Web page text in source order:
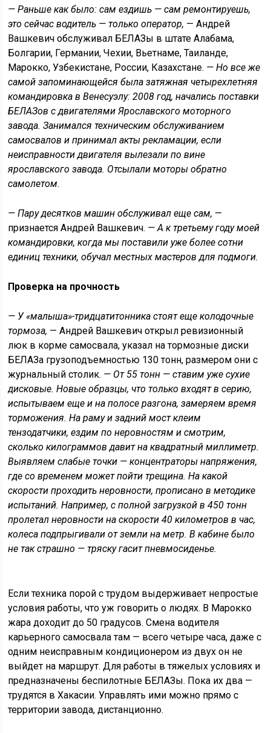
— Раньше как было: сам ездишь — сам ремонтируешь,
это сейчас водитель — только оператор, — Андрей
Вашкевич обслуживал БЕЛАЗы в штате Алабама,
Болгарии, Германии, Чехии, Вьетнаме, Таиланде,
Марокко, Узбекистане, России, Казахстане. — Но все же
самой запоминающейся была затяжная четырехлетняя
командировка в Венесуэлу: 2008 год, начались поставки
БЕЛАЗов с двигателями Ярославского моторного
завода. Занимался техническим обслуживанием
самосвалов и принимал акты рекламации, если
неисправности двигателя вылезали по вине
ярославского завода. Отсылали моторы обратно
самолетом.
— Пару десятков машин обслуживал еще сам, —
признается Андрей Вашкевич. — А к третьему году моей
командировки, когда мы поставили уже более сотни
единиц техники, обучал местных мастеров для подмоги.
Проверка на прочность
— У «малыша»-тридцатитонника стоят еще колодочные
тормоза, — Андрей Вашкевич открыл ревизионный
люк в корме самосвала, указал на тормозные диски
БЕЛАЗа грузоподъемностью 130 тонн, размером они с
журнальный столик. — От 55 тонн — ставим уже сухие
дисковые. Новые образцы, что только входят в серию,
испытываем еще и на полосе разгона, замеряем время
торможения. На раму и задний мост клеим
тензодатчики, ездим по неровностям и смотрим,
сколько килограммов давит на квадратный миллиметр.
Выявляем слабые точки — концентраторы напряжения,
где со временем может пойти трещина. На какой
скорости проходить неровности, прописано в методике
испытаний. Например, с полной загрузкой в 450 тонн
пролетал неровности на скорости 40 километров в час,
колеса подпрыгивали от земли на метр. В кабине было
не так страшно — тряску гасит пневмосиденье.
Если техника порой с трудом выдерживает непростые
условия работы, что уж говорить о людях. В Марокко
жара доходит до 50 градусов. Смена водителя
карьерного самосвала там — всего четыре часа, даже с
одним неисправным кондиционером из двух он не
выйдет на маршрут. Для работы в тяжелых условиях и
предназначены беспилотные БЕЛАЗы. Пока их два —
трудятся в Хакасии. Управлять ими можно прямо с
территории завода, дистанционно.